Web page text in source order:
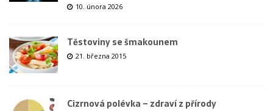
10. února 2026
Těstoviny se šmakounem
21. března 2015
Cizrnová polévka – zdraví z přírody